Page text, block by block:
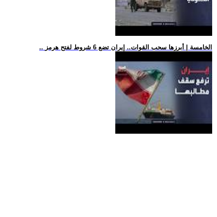
.. الخامسة | أبرزها سحب القوات.. إيران تضع 6 شروط لفتح هرمز